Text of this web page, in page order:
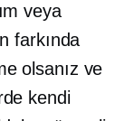
veya
farkında
olsanız ve
kendi